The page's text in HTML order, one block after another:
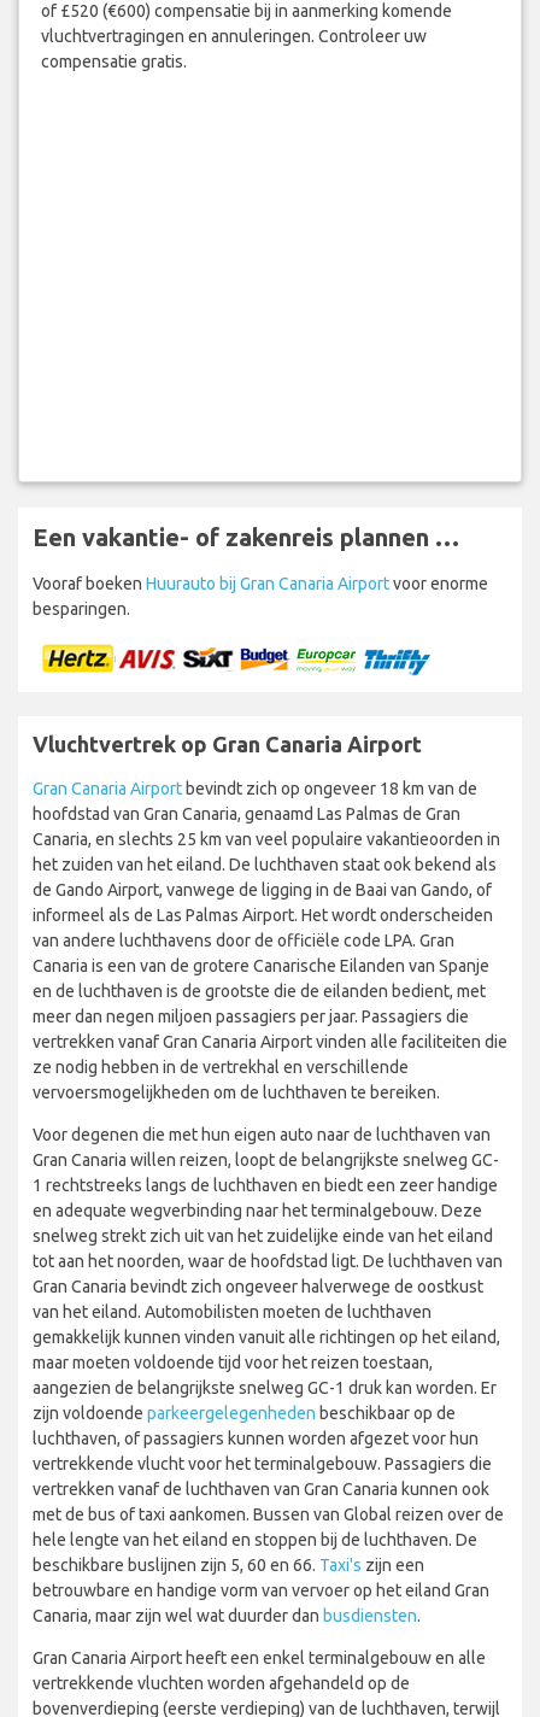
of £520 (€600) compensatie bij in aanmerking komende
vluchtvertragingen en annuleringen. Controleer uw
compensatie gratis.
Een vakantie- of zakenreis plannen …
Vooraf boeken Huurauto bij Gran Canaria Airportvoor enorme
besparingen.
Vluchtvertrek op Gran Canaria Airport
Gran Canaria Airportbevindt zich op ongeveer 18 km van de
hoofdstad van Gran Canaria, genaamd Las Palmas de Gran
Canaria, en slechts 25 km van veel populaire vakantieoorden in
het zuiden van het eiland. De luchthaven staat ook bekend als
de Gando Airport, vanwege de ligging in de Baai van Gando, of
informeel als de Las Palmas Airport. Het wordt onderscheiden
van andere luchthavens door de officiële code LPA. Gran
Canaria is een van de grotere Canarische Eilanden van Spanje
en de luchthaven is de grootste die de eilanden bedient, met
meer dan negen miljoen passagiers per jaar. Passagiers die
vertrekken vanaf Gran Canaria Airport vinden alle faciliteiten die
ze nodig hebben in de vertrekhal en verschillende
vervoersmogelijkheden om de luchthaven te bereiken.
Voor degenen die met hun eigen auto naar de luchthaven van
Gran Canaria willen reizen, loopt de belangrijkste snelweg GC-
1 rechtstreeks langs de luchthaven en biedt een zeer handige
en adequate wegverbinding naar het terminalgebouw. Deze
snelweg strekt zich uit van het zuidelijke einde van het eiland
tot aan het noorden, waar de hoofdstad ligt. De luchthaven van
Gran Canaria bevindt zich ongeveer halverwege de oostkust
van het eiland. Automobilisten moeten de luchthaven
gemakkelijk kunnen vinden vanuit alle richtingen op het eiland,
maar moeten voldoende tijd voor het reizen toestaan,
aangezien de belangrijkste snelweg GC-1 druk kan worden. Er
zijn voldoende parkeergelegenheden beschikbaar op de
luchthaven, of passagiers kunnen worden afgezet voor hun
vertrekkende vlucht voor het terminalgebouw. Passagiers die
vertrekken vanaf de luchthaven van Gran Canaria kunnen ook
met de bus of taxi aankomen. Bussen van Global reizen over de
hele lengte van het eiland en stoppen bij de luchthaven. De
beschikbare buslijnen zijn 5, 60 en 66. Taxi's zijn een
betrouwbare en handige vorm van vervoer op het eiland Gran
Canaria, maar zijn wel wat duurder dan busdiensten.
Gran Canaria Airport heeft een enkel terminalgebouw en alle
vertrekkende vluchten worden afgehandeld op de
bovenverdieping (eerste verdieping) van de luchthaven, terwijl